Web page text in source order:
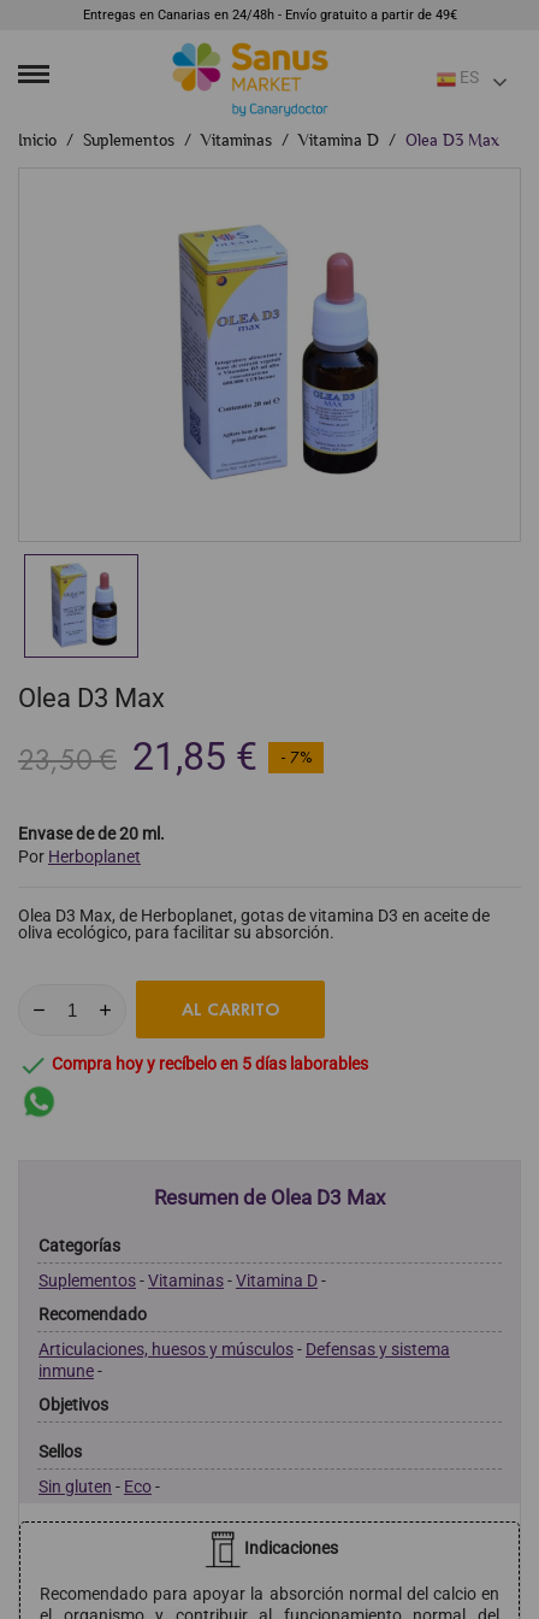
Entregas en Canarias en 24/48h - Envío gratuito a partir de 49€
ES
Inicio Suplementos Vitaminas Vitamina D Olea D3 Max
Olea D3 Max
23,50 € 21,85 € - 7%
Envase de de 20 ml.
Por Herboplanet
Olea D3 Max, de Herboplanet, gotas de vitamina D3 en aceite de
oliva ecológico, para facilitar su absorción.
AL CARRITO
 Compra hoy y recíbelo en 5 días laborables
Resumen de Olea D3 Max
Categorías
Suplementos-Vitaminas-Vitamina D-
Recomendado
Articulaciones, huesos y músculos- Defensas y sistema
inmune-
Objetivos
Sellos
Sin gluten - Eco-
Indicaciones
Recomendado para apoyar la absorción normal del calcio en
el organismo y contribuir al funcionamiento normal del